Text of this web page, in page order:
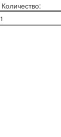
Количество: